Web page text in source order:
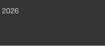
2026